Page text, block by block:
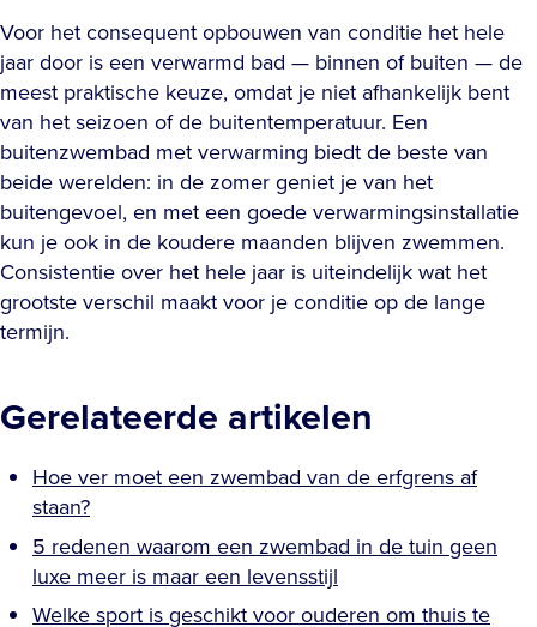
Voor het consequent opbouwen van conditie het hele
jaar door is een verwarmd bad — binnen of buiten — de
meest praktische keuze, omdat je niet afhankelijk bent
van het seizoen of de buitentemperatuur. Een
buitenzwembad met verwarming biedt de beste van
beide werelden: in de zomer geniet je van het
buitengevoel, en met een goede verwarmingsinstallatie
kun je ook in de koudere maanden blijven zwemmen.
Consistentie over het hele jaar is uiteindelijk wat het
grootste verschil maakt voor je conditie op de lange
termijn.
Gerelateerde artikelen
Hoe ver moet een zwembad van de erfgrens af
staan?
5 redenen waarom een zwembad in de tuin geen
luxe meer is maar een levensstijl
Welke sport is geschikt voor ouderen om thuis te